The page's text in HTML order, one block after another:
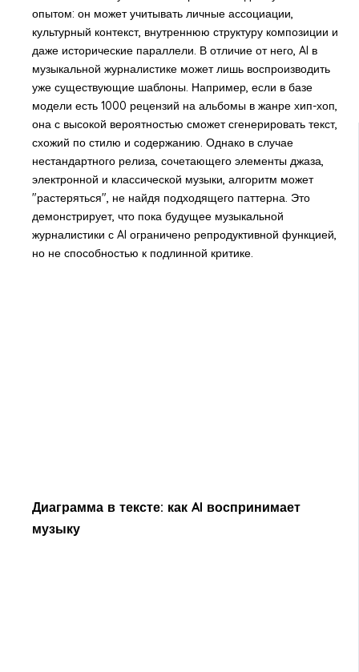
опытом: он может учитывать личные ассоциации,
культурный контекст, внутреннюю структуру композиции и
даже исторические параллели. В отличие от него, AI в
музыкальной журналистике может лишь воспроизводить
уже существующие шаблоны. Например, если в базе
модели есть 1000 рецензий на альбомы в жанре хип-хоп,
она с высокой вероятностью сможет сгенерировать текст,
схожий по стилю и содержанию. Однако в случае
нестандартного релиза, сочетающего элементы джаза,
электронной и классической музыки, алгоритм может
"растеряться", не найдя подходящего паттерна. Это
демонстрирует, что пока будущее музыкальной
журналистики с AI ограничено репродуктивной функцией,
но не способностью к подлинной критике.
Диаграмма в тексте: как AI воспринимает
музыку